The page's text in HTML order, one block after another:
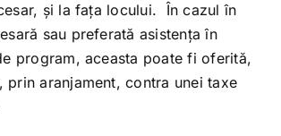
și la fața locului. În cazul în
sau preferată asistența în
program, aceasta poate fi oferită,
prin aranjament, contra unei taxe